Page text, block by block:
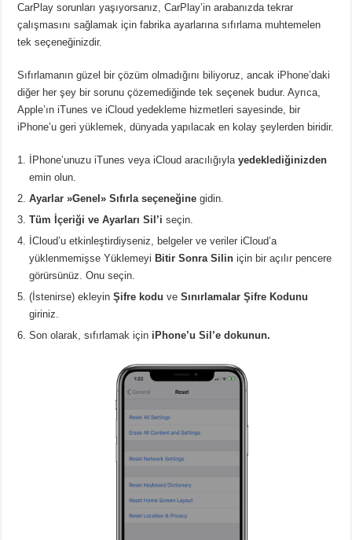
CarPlay sorunları yaşıyorsanız, CarPlay’in arabanızda tekrar
çalışmasını sağlamak için fabrika ayarlarına sıfırlama muhtemelen
tek seçeneğinizdir.
Sıfırlamanın güzel bir çözüm olmadığını biliyoruz, ancak iPhone’daki
diğer her şey bir sorunu çözemediğinde tek seçenek budur. Ayrıca,
Apple’ın iTunes ve iCloud yedekleme hizmetleri sayesinde, bir
iPhone’u geri yüklemek, dünyada yapılacak en kolay şeylerden biridir.
İPhone’unuzu iTunes veya iCloud aracılığıylayedeklediğinizden
emin olun.
Ayarlar »Genel» Sıfırla seçeneğine gidin.
Tüm İçeriği ve Ayarları Sil’i seçin.
İCloud’u etkinleştirdiyseniz, belgeler ve veriler iCloud’a
yüklenmemişse YüklemeyiBitir Sonra Silin için bir açılır pencere
görürsünüz. Onu seçin.
(İstenirse) ekleyinŞifre kodu veSınırlamalar Şifre Kodunu
giriniz.
Son olarak, sıfırlamak için iPhone’u Sil’e dokunun.